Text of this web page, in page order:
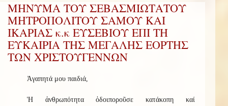
ΜΗΝΥΜΑ ΤΟΥ ΣΕΒΑΣΜΙΩΤΑΤΟΥ
ΜΗΤΡΟΠΟΛΙΤΟΥ ΣΑΜΟΥ ΚΑΙ
ΙΚΑΡΙΑΣ κ.κ ΕΥΣΕΒΙΟΥ ΕΠΙ ΤΗ
ΕΥΚΑΙΡΙΑ ΤΗΣ ΜΕΓΑΛΗΣ ΕΟΡΤΗΣ
ΤΩΝ ΧΡΙΣΤΟΥΓΕΝΝΩΝ
Ἀγαπητά μου παιδιά,
Ἡ ἀνθρωπότητα ὁδοιποροῦσε κατάκοπη καί